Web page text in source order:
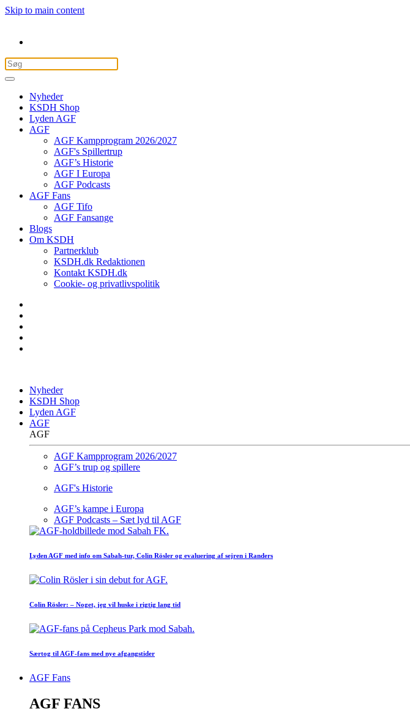
Skip to main content
Nyheder
KSDH Shop
Lyden AGF
AGF
AGF Kampprogram 2026/2027
AGF's Spillertrup
AGF’s Historie
AGF I Europa
AGF Podcasts
AGF Fans
AGF Tifo
AGF Fansange
Blogs
Om KSDH
Partnerklub
KSDH.dk Redaktionen
Kontakt KSDH.dk
Cookie- og privatlivspolitik
Nyheder
KSDH Shop
Lyden AGF
AGF
AGF
AGF Kampprogram 2026/2027
AGF’s trup og spillere
AGF's Historie
AGF’s kampe i Europa
AGF Podcasts – Sæt lyd til AGF
Lyden AGF med info om Sabah-tur, Colin Rösler og evaluering af sejren i Randers
Colin Rösler: – Noget, jeg vil huske i rigtig lang tid
Særtog til AGF-fans med nye afgangstider
AGF Fans
AGF FANS